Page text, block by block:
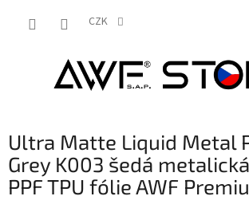
CZK
Ultra Matte Liquid Metal
Grey K003 šedá
PPF TPU fólie AWF